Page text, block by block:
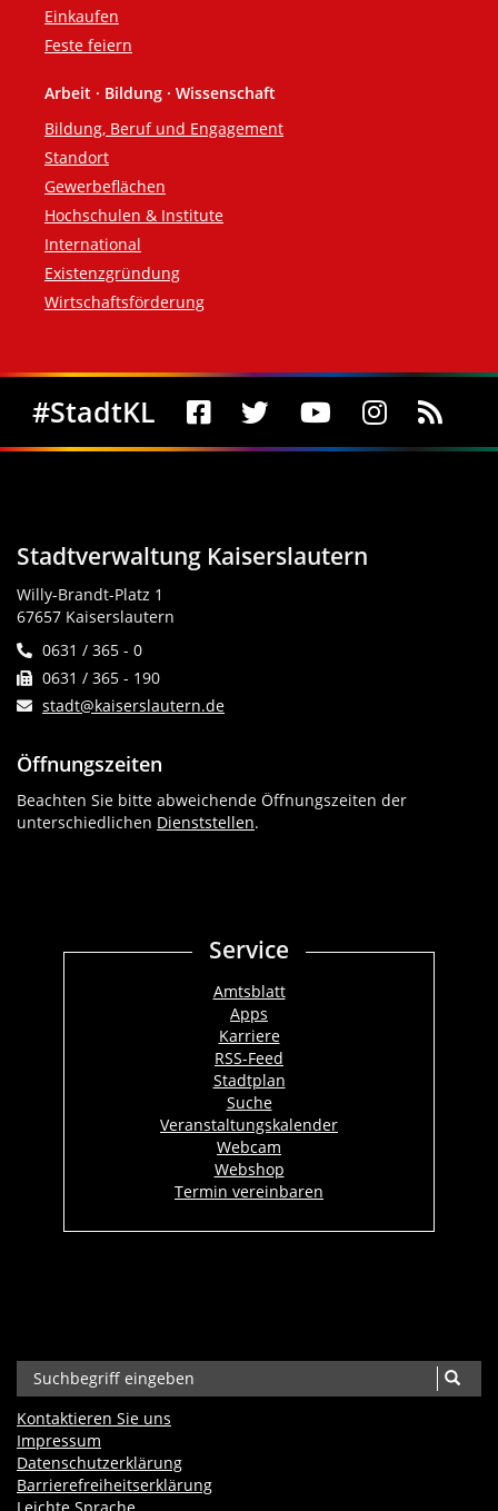
Einkaufen
Feste feiern
Arbeit · Bildung · Wissenschaft
Bildung, Beruf und Engagement
Standort
Gewerbeflächen
Hochschulen & Institute
International
Existenzgründung
Wirtschaftsförderung
Social Media
#StadtKL
Stadtverwaltung Kaiserslautern
Willy-Brandt-Platz 1
67657 Kaiserslautern
0631 / 365 - 0
0631 / 365 - 190
stadt@kaiserslautern.de
Öffnungszeiten
Beachten Sie bitte abweichende Öffnungszeiten der
unterschiedlichen Dienststellen.
Service
Amtsblatt
Apps
Karriere
RSS-Feed
Stadtplan
Suche
Veranstaltungskalender
Webcam
Webshop
Termin vereinbaren
Kontaktieren Sie uns
Impressum
Datenschutzerklärung
Barrierefreiheits­erklärung